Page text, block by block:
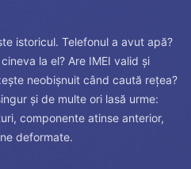
istoricul. Telefonul a avut apă?
la el? Are IMEI valid și
neobișnuit când caută rețea?
și de multe ori lasă urme:
componente atinse anterior,
deformate.